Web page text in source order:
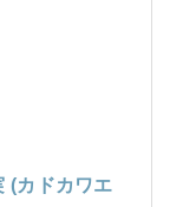
(カドカワエ